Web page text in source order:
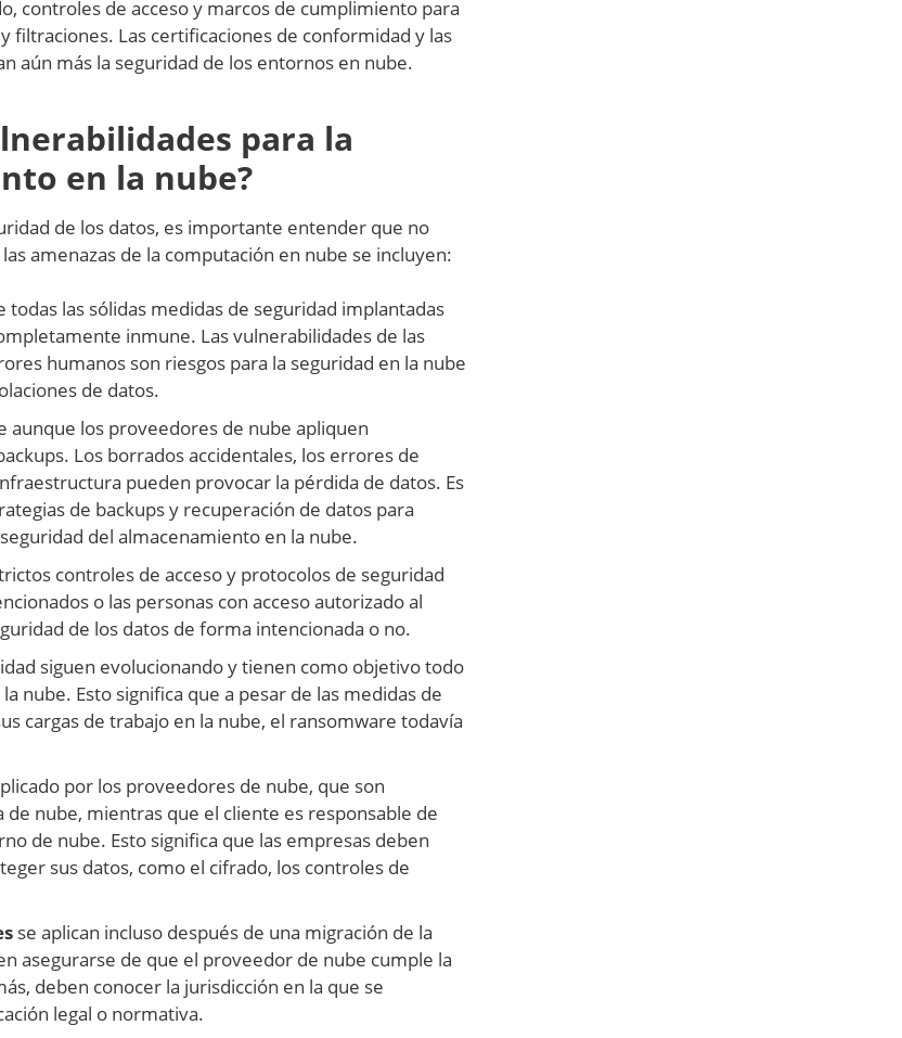
controles de acceso y marcos de cumplimiento para
filtraciones. Las certificaciones de conformidad y las
aún más la seguridad de los entornos en nube.
para la
en la nube?
de los datos, es importante entender que no
amenazas de la computación en nube se incluyen:
las sólidas medidas de seguridad implantadas
inmune. Las vulnerabilidades de las
humanos son riesgos para la seguridad en la nube
de datos.
los proveedores de nube apliquen
Los borrados accidentales, los errores de
pueden provocar la pérdida de datos. Es
de backups y recuperación de datos para
del almacenamiento en la nube.
controles de acceso y protocolos de seguridad
o las personas con acceso autorizado al
de los datos de forma intencionada o no.
siguen evolucionando y tienen como objetivo todo
nube. Esto significa que a pesar de las medidas de
cargas de trabajo en la nube, el ransomware todavía
por los proveedores de nube, que son
nube, mientras que el cliente es responsable de
de nube. Esto significa que las empresas deben
sus datos, como el cifrado, los controles de
se aplican incluso después de una migración de la
asegurarse de que el proveedor de nube cumple la
deben conocer la jurisdicción en la que se
legal o normativa.